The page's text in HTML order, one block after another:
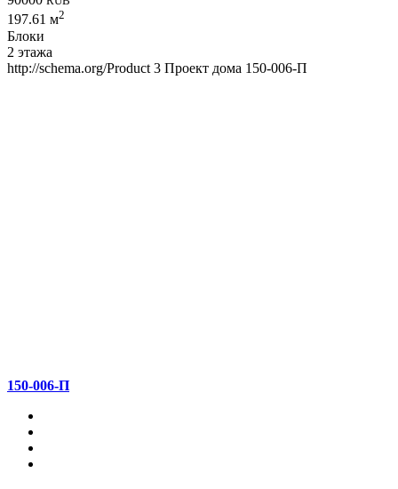
197.61 м2
Блоки
2 этажа
http://schema.org/Product 3 Проект дома 150-006-П
150-006-П